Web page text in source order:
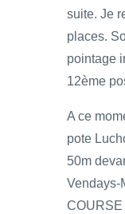
suite. Je
places.
pointage
12ème
A ce
pote
50m
Vendays-